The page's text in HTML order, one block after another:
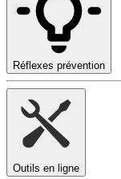
Réflexes prévention
Outils en ligne